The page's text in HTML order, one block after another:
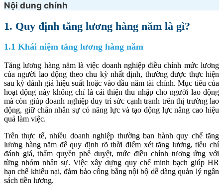
Nội dung chính
1. Quy định tăng lương hàng năm là gì?
1.1 Khái niệm tăng lương hàng năm
Tăng lương hàng năm là việc doanh nghiệp điều chỉnh mức lương
của người lao động theo chu kỳ nhất định, thường được thực hiện
sau kỳ đánh giá hiệu suất hoặc vào đầu năm tài chính. Mục tiêu của
hoạt động này không chỉ là cải thiện thu nhập cho người lao động
mà còn giúp doanh nghiệp duy trì sức cạnh tranh trên thị trường lao
động, giữ chân nhân sự có năng lực và tạo động lực nâng cao hiệu
quả làm việc.
Trên thực tế, nhiều doanh nghiệp thường ban hành quy chế tăng
lương hàng năm để quy định rõ thời điểm xét tăng lương, tiêu chí
đánh giá, thẩm quyền phê duyệt, mức điều chỉnh tương ứng với
từng nhóm nhân sự. Việc xây dựng quy chế minh bạch giúp HR
hạn chế khiếu nại, đảm bảo công bằng nội bộ dễ dàng quản lý ngân
sách tiền lương.